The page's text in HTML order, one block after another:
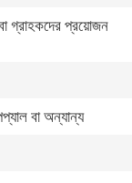
গ্রাহকদের প্রয়োজন
​​বা অন্যান্য